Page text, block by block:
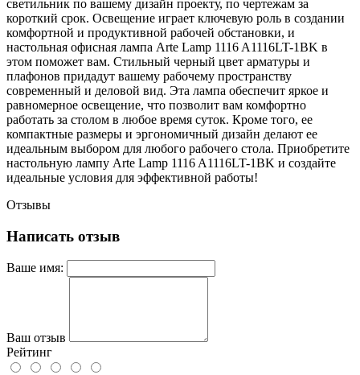
светильник по вашему дизайн проекту, по чертежам за
короткий срок. Освещение играет ключевую роль в создании
комфортной и продуктивной рабочей обстановки, и
настольная офисная лампа Arte Lamp 1116 A1116LT-1BK в
этом поможет вам. Стильный черный цвет арматуры и
плафонов придадут вашему рабочему пространству
современный и деловой вид. Эта лампа обеспечит яркое и
равномерное освещение, что позволит вам комфортно
работать за столом в любое время суток. Кроме того, ее
компактные размеры и эргономичный дизайн делают ее
идеальным выбором для любого рабочего стола. Приобретите
настольную лампу Arte Lamp 1116 A1116LT-1BK и создайте
идеальные условия для эффективной работы!
Отзывы
Написать отзыв
Ваше имя:
Ваш отзыв
Рейтинг